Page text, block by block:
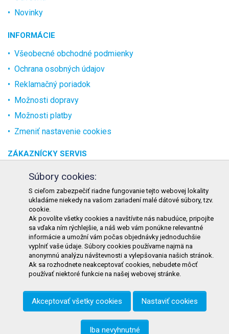
Novinky
INFORMÁCIE
Všeobecné obchodné podmienky
Ochrana osobných údajov
Reklamačný poriadok
Možnosti dopravy
Možnosti platby
Zmeniť nastavenie cookies
ZÁKAZNÍCKY SERVIS
O spoločnosti
Kontakt
Odstúpenie od zmluvy online
KONTAKT
TURON GASTRO s.r.o.
Starohorského 4328/3
031 01 Liptovský Mikuláš
Slovenská republika
Telefón:+421 911 585 730
objednavky@tgastro.sk
Súbory cookies:
S cieľom zabezpečiť riadne fungovanie tejto webovej lokality
ukladáme niekedy na vašom zariadení malé dátové súbory, tzv.
cookie.
Ak povolíte všetky cookies a navštívite nás nabudúce, pripojíte
sa vďaka ním rýchlejšie, a náš web vám ponúkne relevantné
informácie a umožní vám počas objednávky jednoduchšie
vyplniť vaše údaje. Súbory cookies používame najmä na
anonymnú analýzu návštevnosti a vylepšovania našich stránok.
Ak sa rozhodnete neakceptovať cookies, nebudete môcť
používať niektoré funkcie na našej webovej stránke.
Akceptovať všetky cookies Nastaviť cookies
Iba nevyhnutné